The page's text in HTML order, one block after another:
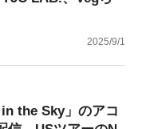
2025/9/1
the Sky」のアコ